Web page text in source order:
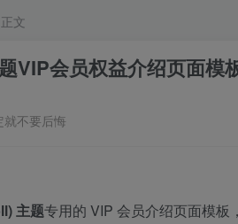
正文
VIP会员权益介绍页面模
就不要后悔
主题专用的 VIP 会员介绍页面模板